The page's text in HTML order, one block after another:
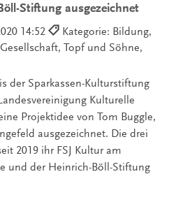
Stiftung ausgezeichnet
14:52
Kategorie: Bildung,
Topf und Söhne,
der Sparkassen-Kulturstiftung
Kulturelle
Projektidee von Tom Buggle,
ausgezeichnet. Die drei
2019 ihr FSJ Kultur am
und der Heinrich-Böll-Stiftung